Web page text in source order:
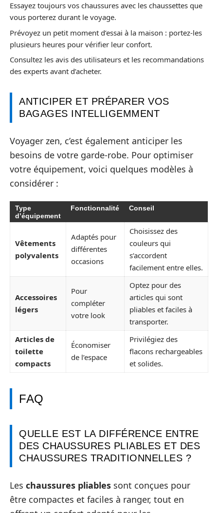
Essayez toujours vos chaussures avec les chaussettes que
vous porterez durant le voyage.
Prévoyez un petit moment d’essai à la maison : portez-les
plusieurs heures pour vérifier leur confort.
Consultez les avis des utilisateurs et les recommandations
des experts avant d’acheter.
ANTICIPER ET PRÉPARER VOS
BAGAGES INTELLIGEMMENT
Voyager zen, c’est également anticiper les
besoins de votre garde-robe. Pour optimiser
votre équipement, voici quelques modèles à
considérer :
Type
d’équipement
Fonctionnalité Conseil
Vêtements
polyvalents
Adaptés pour
différentes
occasions
Choisissez des
couleurs qui
s’accordent
facilement entre elles.
Accessoires
légers
Pour
compléter
votre look
Optez pour des
articles qui sont
pliables et faciles à
transporter.
Articles de
toilette
compacts
Économiser
de l’espace
Privilégiez des
flacons rechargeables
et solides.
FAQ
QUELLE EST LA DIFFÉRENCE ENTRE
DES CHAUSSURES PLIABLES ET DES
CHAUSSURES TRADITIONNELLES ?
Les chaussures pliables sont conçues pour
être compactes et faciles à ranger, tout en